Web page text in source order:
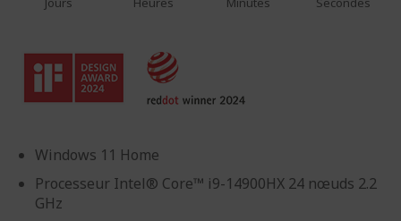
Windows 11 Home
Processeur Intel® Core™ i9-14900HX 24 nœuds 2.2
GHz